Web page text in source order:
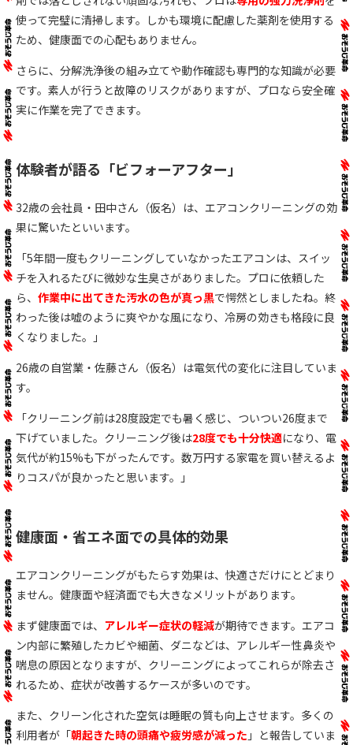
使って完璧に清掃します。しかも環境に配慮した薬剤を使用する
ため、健康面での心配もありません。
さらに、分解洗浄後の組み立てや動作確認も専門的な知識が必要
です。素人が行うと故障のリスクがありますが、プロなら安全確
実に作業を完了できます。
体験者が語る「ビフォーアフター」
32歳の会社員・田中さん（仮名）は、エアコンクリーニングの効
果に驚いたといいます。
「5年間一度もクリーニングしていなかったエアコンは、スイッ
チを入れるたびに微妙な生臭さがありました。プロに依頼した
ら、 作業中に出てきた汚水の色が真っ黒で愕然としましたね。終
わった後は嘘のように爽やかな風になり、冷房の効きも格段に良
くなりました。」
26歳の自営業・佐藤さん（仮名）は電気代の変化に注目していま
す。
「クリーニング前は28度設定でも暑く感じ、ついつい26度まで
下げていました。クリーニング後は28度でも十分快適になり、電
気代が約15%も下がったんです。数万円する家電を買い替えるよ
りコスパが良かったと思います。」
健康面・省エネ面での具体的効果
エアコンクリーニングがもたらす効果は、快適さだけにとどまり
ません。健康面や経済面でも大きなメリットがあります。
まず健康面では、 アレルギー症状の軽減が期待できます。エアコ
ン内部に繁殖したカビや細菌、ダニなどは、アレルギー性鼻炎や
喘息の原因となりますが、クリーニングによってこれらが除去さ
れるため、症状が改善するケースが多いのです。
また、クリーン化された空気は睡眠の質も向上させます。多くの
利用者が「朝起きた時の頭痛や疲労感が減った 」と報告していま